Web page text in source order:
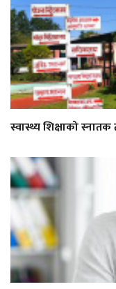
स्वास्थ्य शिक्षाको